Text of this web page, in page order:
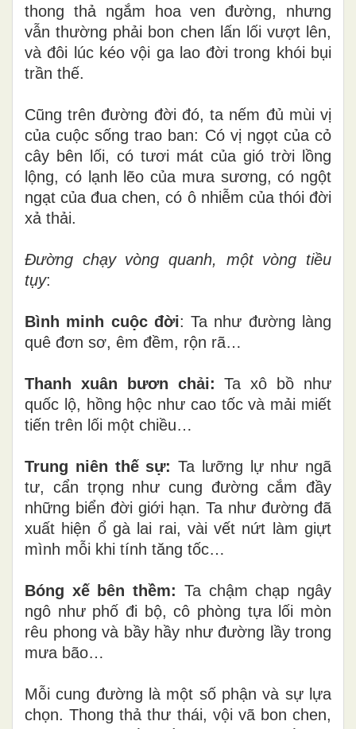
thong thả ngắm hoa ven đường, nhưng
vẫn thường phải bon chen lấn lối vượt lên,
và đôi lúc kéo vội ga lao đời trong khói bụi
trần thế.
Cũng trên đường đời đó, ta nếm đủ mùi vị
của cuộc sống trao ban: Có vị ngọt của cỏ
cây bên lối, có tươi mát của gió trời lồng
lộng, có lạnh lẽo của mưa sương, có ngột
ngạt của đua chen, có ô nhiễm của thói đời
xả thải.
Đường chạy vòng quanh, một vòng tiều
tụy:
Bình minh cuộc đời: Ta như đường làng
quê đơn sơ, êm đềm, rộn rã…
Thanh xuân bươn chải:Ta xô bồ như
quốc lộ, hồng hộc như cao tốc và mải miết
tiến trên lối một chiều…
Trung niên thế sự: Ta lưỡng lự như ngã
tư, cẩn trọng như cung đường cắm đầy
những biển đời giới hạn. Ta như đường đã
xuất hiện ổ gà lai rai, vài vết nứt làm giựt
mình mỗi khi tính tăng tốc…
Bóng xế bên thềm: Ta chậm chạp ngây
ngô như phố đi bộ, cô phòng tựa lối mòn
rêu phong và bầy hầy như đường lầy trong
mưa bão…
Mỗi cung đường là một số phận và sự lựa
chọn. Thong thả thư thái, vội vã bon chen,